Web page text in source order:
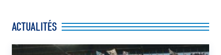
ACTUALITÉS